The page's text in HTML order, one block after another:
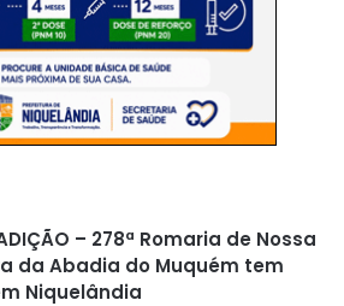
– 278ª Romaria de Nossa
da Abadia do Muquém tem
Niquelândia